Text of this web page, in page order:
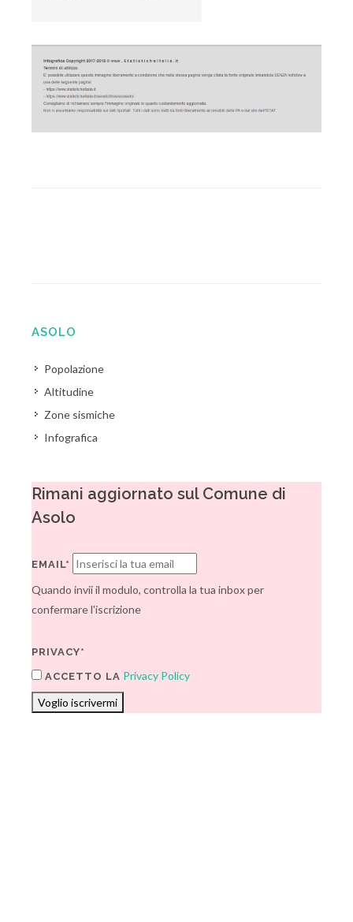
ASOLO
Popolazione
Altitudine
Zone sismiche
Infografica
Rimani aggiornato sul Comune di
Asolo
EMAIL*
Quando invii il modulo, controlla la tua inbox per
confermare l'iscrizione
PRIVACY*
ACCETTO LA Privacy Policy
Voglio iscrivermi